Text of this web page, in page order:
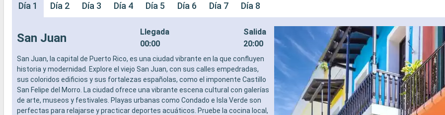
Día 1 Día 2 Día 3 Día 4 Día 5 Día 6 Día 7 Día 8
San Juan
Llegada
00:00
Salida
20:00
San Juan, la capital de Puerto Rico, es una ciudad vibrante en la que confluyen
historia y modernidad. Explore el viejo San Juan, con sus calles empedradas,
sus coloridos edificios y sus fortalezas españolas, como el imponente Castillo
San Felipe del Morro. La ciudad ofrece una vibrante escena cultural con galerías
de arte, museos y festivales. Playas urbanas como Condado e Isla Verde son
perfectas para relajarse y practicar deportes acuáticos. Pruebe la cocina local,